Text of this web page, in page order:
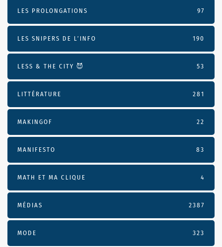
LES PROLONGATIONS 97
LES SNIPERS DE L’INFO 190
LESS & THE CITY 😈 53
LITTÉRATURE 281
MAKINGOF 22
MANIFESTO 83
MATH ET MA CLIQUE 4
MÉDIAS 2387
MODE 323